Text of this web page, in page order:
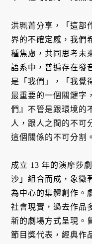
洪珮菁分享，「這部
界的不確定感，我們
種焦慮，共同思考未
語系中，普遍存在發
是「我們」，「我覺
最重要的一個關鍵字
們』不管是跟環境的
人，跟人之間的不
這個關係的不可分割
成立 13 年的演摩莎
沙」組合而成，象徵
為中心的集體創作。
社會現實，過去作品
新的劇場方式呈現。
節目獎代表，經典作